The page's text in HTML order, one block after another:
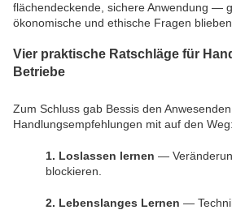
flächendeckende, sichere Anwendung —
ökonomische und ethische Fragen blieben
Vier praktische Ratschläge für
Betriebe
Zum Schluss gab Bessis den
Handlungsempfehlungen mit auf den Weg:
1. Loslassen lernen —
blockieren.
2. Lebenslanges Lernen —